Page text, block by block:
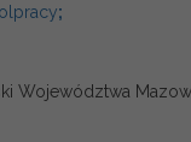
;
Województwa